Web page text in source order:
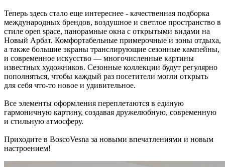
Теперь здесь стало еще интереснее - качественная подборка
международных брендов, воздушное и светлое пространство в
стиле open space, панорамные окна с открытыми видами на
Новый Арбат. Комфортабельные примерочные и зоны отдыха,
а также большие экраны транслирующие сезонные кампейны,
и современное искусство — многочисленные картины
известных художников. Сезонные коллекции будут регулярно
пополняться, чтобы каждый раз посетители могли открыть
для себя что-то новое и удивительное.
Все элементы оформления переплетаются в единую
гармоничную картину, создавая дружелюбную, современную
и стильную атмосферу.
Приходите в BoscoVesna за новыми впечатлениями и новым
настроением!